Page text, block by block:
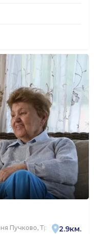
Пучково, Троицкая улица,
2.9км.